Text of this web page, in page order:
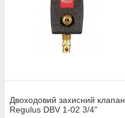
Двоходовий захисний клапан
Regulus DBV 1-02 3/4"